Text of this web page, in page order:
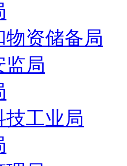
物资储备局
监局
技工业局